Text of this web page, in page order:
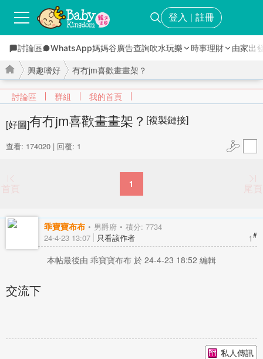
登入 ｜ 註冊
討論區 WhatsApp媽媽谷廣告查詢吹水玩樂 時事理財 由家出
討論區 群組 我的首頁
興趣嗜好 有冇jm喜歡畫畫架？
查看: 174020 | 回覆: 1
[好圖]有冇jm喜歡畫畫架？ [複製鏈接]
首頁 1 尾頁
乖寶寶布布 男爵府 積分: 7734
1#
24-4-23 13:07 只看該作者
本帖最後由 乖寶寶布布 於 24-4-23 18:52 編輯
交流下
私人傳訊